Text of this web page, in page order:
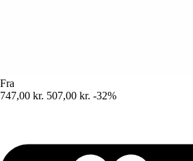
Fra
747,00 kr. 507,00 kr. -32%